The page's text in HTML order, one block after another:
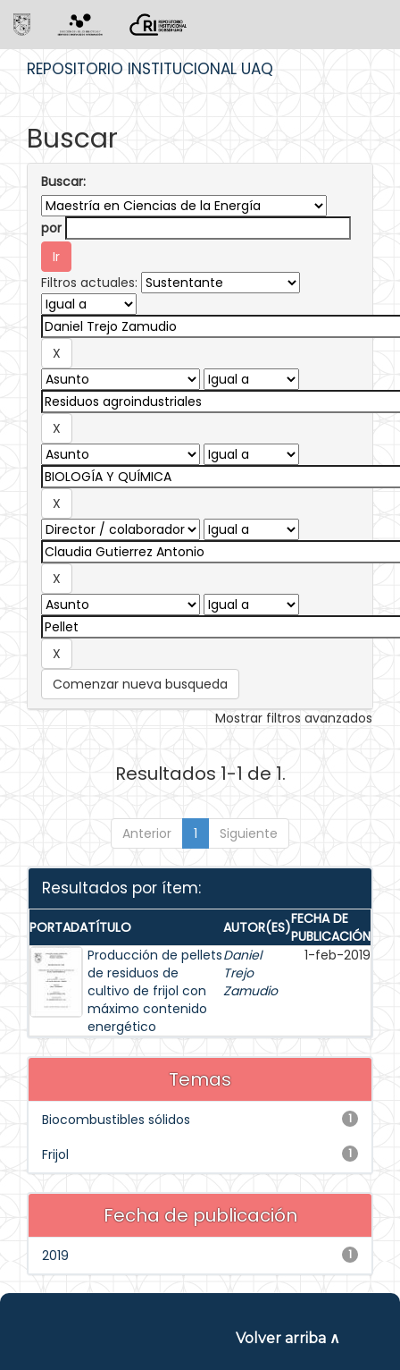
REPOSITORIO INSTITUCIONAL UAQ
Buscar
Buscar:
por
Filtros actuales:
Comenzar nueva busqueda
Mostrar filtros avanzados
Resultados 1-1 de 1.
Anterior 1 Siguiente
Resultados por ítem:
PORTADATÍTULO AUTOR(ES)FECHA DE
PUBLICACIÓN
Producción de pellets
de residuos de
cultivo de frijol con
máximo contenido
energético
Daniel
Trejo
Zamudio
1-feb-2019
Temas
1
Biocombustibles sólidos
1
Frijol
Fecha de publicación
1
2019
Volver arriba ∧